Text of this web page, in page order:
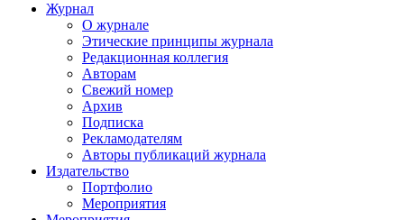
Журнал
О журнале
Этические принципы журнала
Редакционная коллегия
Авторам
Свежий номер
Архив
Подписка
Рекламодателям
Авторы публикаций журнала
Издательство
Портфолио
Мероприятия